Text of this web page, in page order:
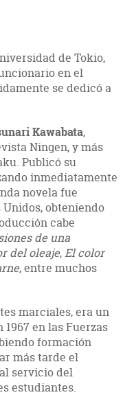
de Tokio,
en el
se dedicó a
Kawabata,
Ningen, y más
Publicó su
inmediatamente
novela fue
obteniendo
cabe
de una
del oleaje,El color
, entre muchos
marciales, era un
en las Fuerzas
formación
más tarde el
servicio del
estudiantes.